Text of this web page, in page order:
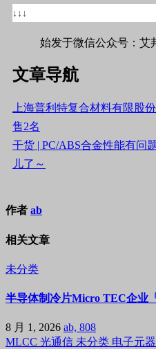
↓↓↓
始发于微信公众号：艾
文章导航
上海普利特复合材料有限股
售2名
干货 | PC/ABS合金性能有问
儿了～
作者 ab
相关文章
未分类
半导体制冷片Micro TEC企业
8 月 1, 2026 ab, 808
MLCC 光通信 未分类 电子元